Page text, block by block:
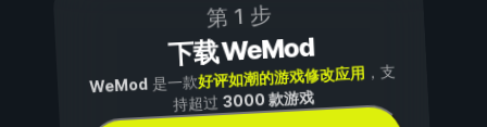
第 1 步
下载 WeMod
WeMod是一款好评如潮的游戏修改应用 ，支
持超过3000 款游戏